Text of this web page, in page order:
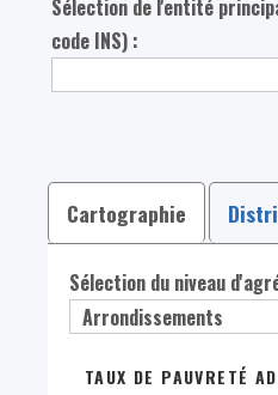
Sélection de l'entité
code INS) :
Cartographie
Sélection du niveau
TAUX DE PAUVRETÉ